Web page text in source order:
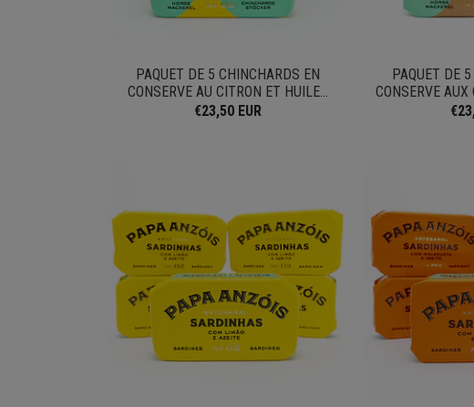
PAQUET DE 5 CHINCHARDS EN
CONSERVE AU CITRON ET HUILE...
€23,50 EUR
PAQUET DE
CONSERVE AUX